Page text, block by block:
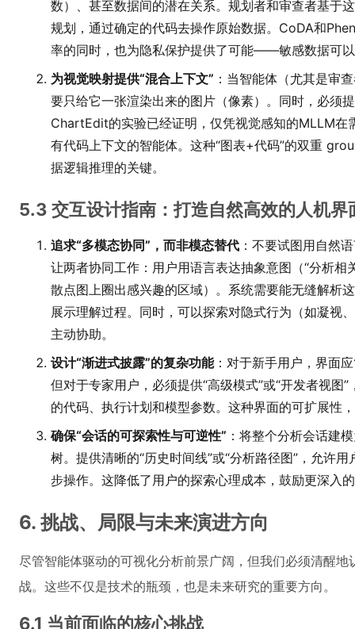
数）、甚至数据间的潜在关系。规划者和审查者基于
规划，通过确定的代码去操作原始数据。CoDA和
率的同时，也为隐私保护提供了可能——敏感数据可
为视觉映射提供“混合上下文” ：当智能体（尤其是审
要只给它一张渲染出来的图片（像素）。同时，必须
ChartEdit的实验已经证明，仅凭视觉感知的MLLM在
有代码上下文的智能体。这种“图表+代码”的双重
据逻辑推理的关键。
5.3 交互设计指南：打造自然高效的人机界
追求“多模态协同”，而非模态替代 ：不要试图用自然
让两者协同工作：用户用语言表达抽象意图（“分析
散点图上圈出感兴趣的区域）。系统需要能无缝解析
展示理解过程。同时，可以探索对隐式行为（如凝视
主动协助。
设计“渐进式披露”的复杂功能：对于新手用户，界面
但对于专家用户，必须提供“高级模式”或“开发者视图
的代码、执行计划和模型参数。这种界面的可扩展性
确保“会话的可探索性与可逆性” ：将整个分析会话建
树。提供清晰的“历史时间线”或“分析路径图”，允许
步操作。这降低了用户的探索心理成本，鼓励更深入
6. 挑战、局限与未来演进方向
尽管智能体驱动的可视化分析前景广阔，但我们必须清醒
战。这些不仅是技术的瓶颈，也是未来研究的重要方向。
6.1 当前面临的核心挑战